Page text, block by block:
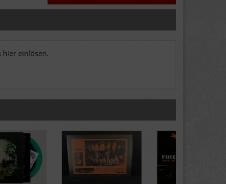
hier einlösen.